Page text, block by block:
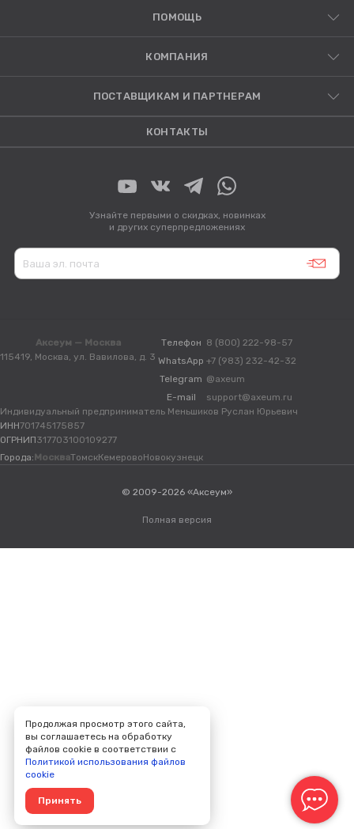
ПОМОЩЬ
КОМПАНИЯ
ПОСТАВЩИКАМ И ПАРТНЕРАМ
КОНТАКТЫ
Узнайте первыми о скидках, новинках
и других суперпредложениях
Аксеум — Москва
115419, Москва, ул. Вавилова, д. 3
Телефон 8 (800) 222-98-57
WhatsApp +7 (983) 232-42-32
Telegram @axeum
E-mail
support@axeum.ru
Индивидуальный предприниматель Меньшиков Руслан Юрьевич
ИНН701745175857
ОГРНИП317703100109277
Города: МоскваТомскКемеровоНовокузнецк
© 2009-2026 «Аксеум»
Полная версия
Продолжая просмотр этого сайта,
вы соглашаетесь на обработку
файлов cookie в соответствии с
Политикой использования файлов
cookie
Принять